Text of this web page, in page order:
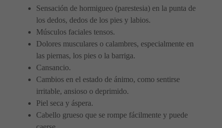
Sensación de hormigueo (parestesia) en la punta de
los dedos, dedos de los pies y labios.
Músculos faciales tensos.
Dolores musculares o calambres, especialmente en
las piernas, los pies o la barriga.
Cansancio.
Cambios en el estado de ánimo, como sentirse
irritable, ansioso o deprimido.
Piel seca y áspera.
Cabello grueso que se rompe fácilmente y puede